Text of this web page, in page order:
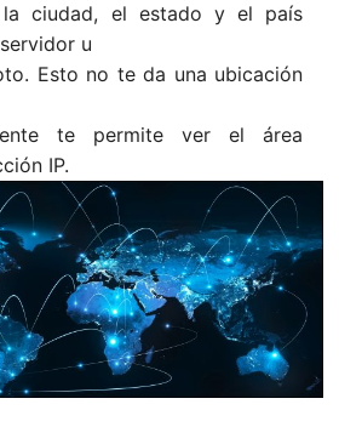
la ciudad, el estado y el país
u
Esto no te da una ubicación
te permite ver el área
IP.